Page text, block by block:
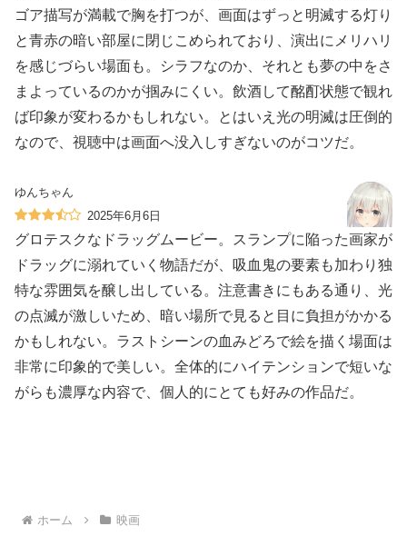
ゴア描写が満載で胸を打つが、画面はずっと明滅する灯り
と青赤の暗い部屋に閉じこめられており、演出にメリハリ
を感じづらい場面も。シラフなのか、それとも夢の中をさ
まよっているのかが掴みにくい。飲酒して酩酊状態で観れ
ば印象が変わるかもしれない。とはいえ光の明滅は圧倒的
なので、視聴中は画面へ没入しすぎないのがコツだ。
ゆんちゃん
2025年6月6日
グロテスクなドラッグムービー。スランプに陥った画家が
ドラッグに溺れていく物語だが、吸血鬼の要素も加わり独
特な雰囲気を醸し出している。注意書きにもある通り、光
の点滅が激しいため、暗い場所で見ると目に負担がかかる
かもしれない。ラストシーンの血みどろで絵を描く場面は
非常に印象的で美しい。全体的にハイテンションで短いな
がらも濃厚な内容で、個人的にとても好みの作品だ。
ホーム 映画